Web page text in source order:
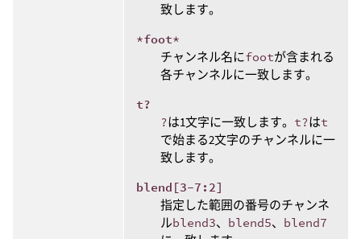
致します。
*foot*
チャンネル名にfootが含まれる
各チャンネルに一致します。
t?
?は1文字に一致します。 t?はt
で始まる2文字のチャンネルに一
致します。
blend[3-7:2]
指定した範囲の番号のチャンネ
ルblend3、 blend5、 blend7